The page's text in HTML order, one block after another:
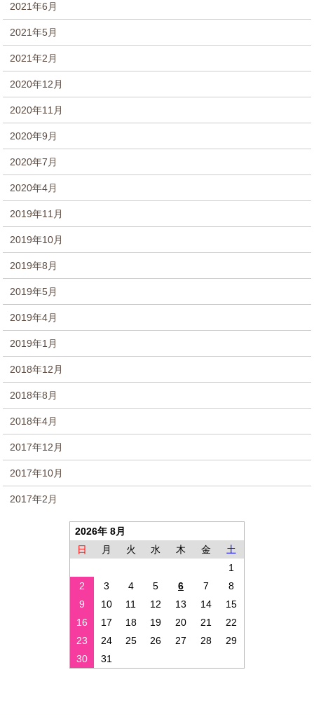
2021年6月
2021年5月
2021年2月
2020年12月
2020年11月
2020年9月
2020年7月
2020年4月
2019年11月
2019年10月
2019年8月
2019年5月
2019年4月
2019年1月
2018年12月
2018年8月
2018年4月
2017年12月
2017年10月
2017年2月
2026年 8月
日
月 火 水 木 金
土
1
2
3 4 5 6 7
8
9
10 11 12 13 14
15
16
17 18 19 20 21
22
23
24 25 26 27 28
29
30
31